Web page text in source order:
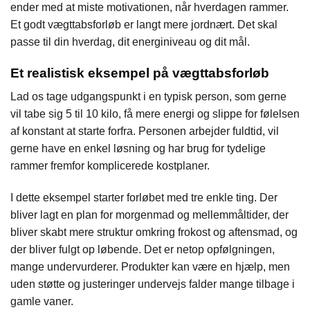
ender med at miste motivationen, når hverdagen rammer.
Et godt vægttabsforløb er langt mere jordnært. Det skal
passe til din hverdag, dit energiniveau og dit mål.
Et realistisk eksempel på vægttabsforløb
Lad os tage udgangspunkt i en typisk person, som gerne
vil tabe sig 5 til 10 kilo, få mere energi og slippe for følelsen
af konstant at starte forfra. Personen arbejder fuldtid, vil
gerne have en enkel løsning og har brug for tydelige
rammer fremfor komplicerede kostplaner.
I dette eksempel starter forløbet med tre enkle ting. Der
bliver lagt en plan for morgenmad og mellemmåltider, der
bliver skabt mere struktur omkring frokost og aftensmad, og
der bliver fulgt op løbende. Det er netop opfølgningen,
mange undervurderer. Produkter kan være en hjælp, men
uden støtte og justeringer undervejs falder mange tilbage i
gamle vaner.